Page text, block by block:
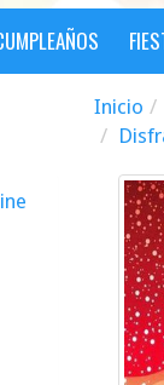
Inicio